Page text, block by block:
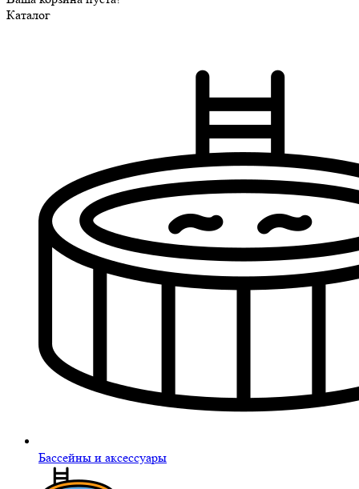
Каталог
Бассейны и аксессуары